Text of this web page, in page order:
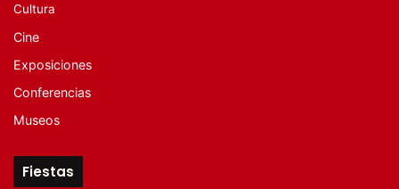
Cultura
Cine
Exposiciones
Conferencias
Museos
Fiestas